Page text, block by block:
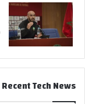
Recent Tech News